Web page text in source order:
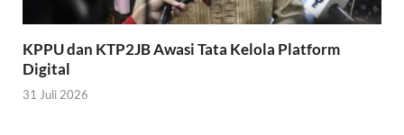
KPPU dan KTP2JB Awasi Tata Kelola Platform
Digital
31 Juli 2026